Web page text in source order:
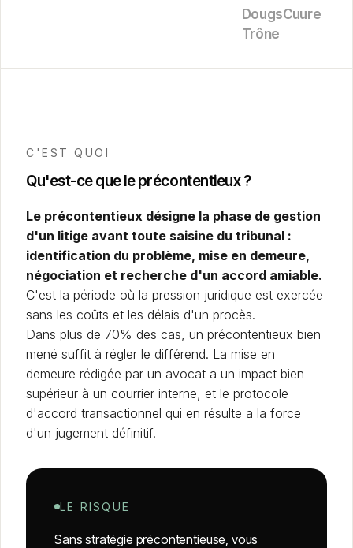
DougsCuure
Trône
C'EST QUOI
Qu'est-ce que le précontentieux ?
Le précontentieux désigne la phase de gestion
d'un litige avant toute saisine du tribunal :
identification du problème, mise en demeure,
négociation et recherche d'un accord amiable.
C'est la période où la pression juridique est exercée
sans les coûts et les délais d'un procès.
Dans plus de 70% des cas, un précontentieux bien
mené suffit à régler le différend. La mise en
demeure rédigée par un avocat a un impact bien
supérieur à un courrier interne, et le protocole
d'accord transactionnel qui en résulte a la force
d'un jugement définitif.
LE RISQUE
Sans stratégie précontentieuse, vous